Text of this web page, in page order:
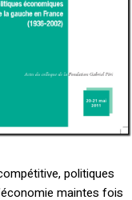
politiques
maintes fois